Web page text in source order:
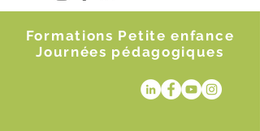
Formations Petite enfance
Journées pédagogiques